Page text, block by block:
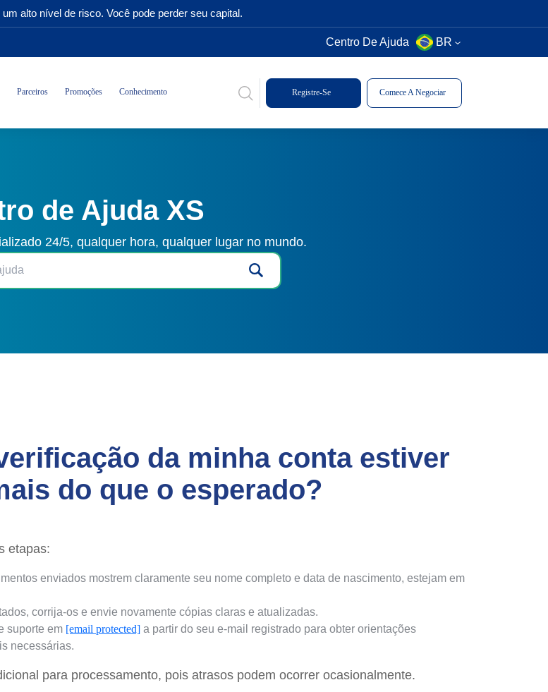
alto nível de risco. Você pode perder seu capital.
Centro De Ajuda BR
Parceiros Promoções Conhecimento Registre-Se Comece A Negociar
de Ajuda XS
24/5, qualquer hora, qualquer lugar no mundo.
da minha conta estiver
do que o esperado?
etapas:
enviados mostrem claramente seu nome completo e data de nascimento, estejam em
corrija-os e envie novamente cópias claras e atualizadas.
suporte em [email protected] a partir do seu e-mail registrado para obter orientações
necessárias.
para processamento, pois atrasos podem ocorrer ocasionalmente.